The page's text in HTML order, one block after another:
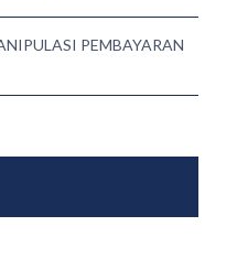
PEMBAYARAN